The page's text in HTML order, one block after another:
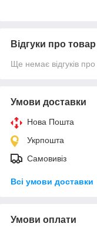
Відгуки про товар
Ще немає відгуків
Умови доставки
Нова Пошта
Укрпошта
Самовивіз
Всі умови доставки
Умови оплати